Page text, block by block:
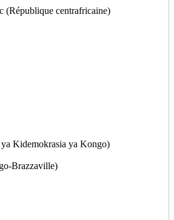
(République centrafricaine)
Kidemokrasia ya Kongo)
Brazzaville)